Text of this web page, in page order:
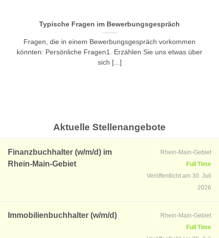
Typische Fragen im Bewerbungsgespräch
Fragen, die in einem Bewerbungsgespräch vorkommen
könnten: Persönliche Fragen1. Erzählen Sie uns etwas über
sich [...]
Aktuelle Stellenangebote
Finanzbuchhalter (w/m/d) im
Rhein-Main-Gebiet
Rhein-Main-Gebiet
Full Time
Veröffentlicht am 30. Juli
2026
Immobilienbuchhalter (w/m/d)
Rhein-Main-Gebiet
Full Time